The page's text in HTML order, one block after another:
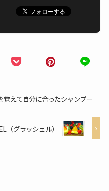
覚えて自分に合ったシャンプー
（グラッシェル）